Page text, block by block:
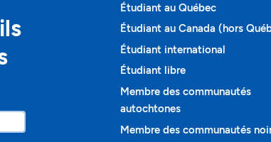
Étudiant au Québec
Étudiant au Canada (hors
Étudiant international
Étudiant libre
Membre des communautés
autochtones
Membre des communautés